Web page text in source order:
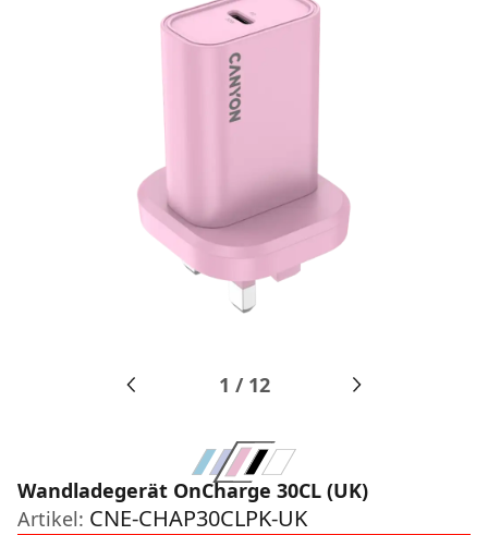
1 / 12
Wandladegerät OnCharge 30CL (UK)
Artikel: CNE-CHAP30CLPK-UK